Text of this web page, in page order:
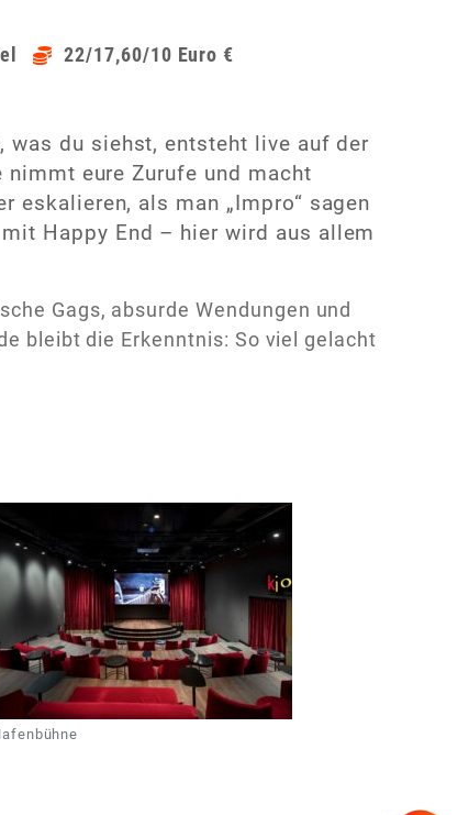
22/17,60/10 Euro €
was du siehst, entsteht live auf der
eure Zurufe und macht
eskalieren, als man „Impro“ sagen
Happy End – hier wird aus allem
Gags, absurde Wendungen und
bleibt die Erkenntnis: So viel gelacht